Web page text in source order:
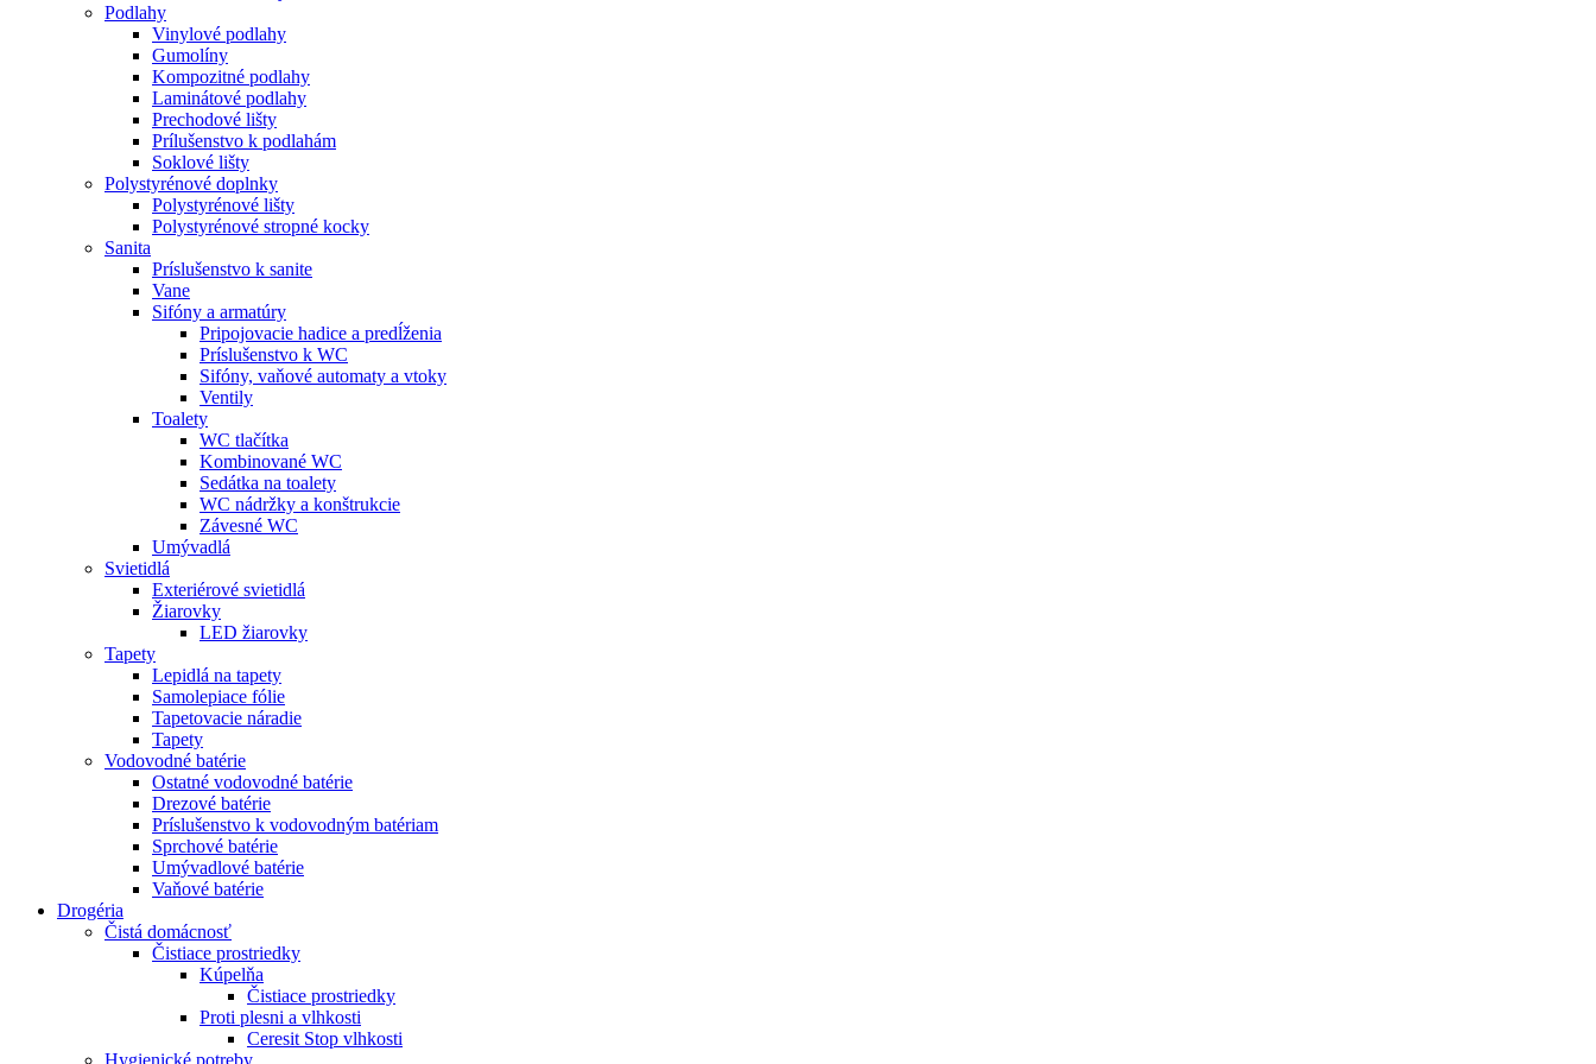
Podlahy
Vinylové podlahy
Gumolíny
Kompozitné podlahy
Laminátové podlahy
Prechodové lišty
Prílušenstvo k podlahám
Soklové lišty
Polystyrénové doplnky
Polystyrénové lišty
Polystyrénové stropné kocky
Sanita
Príslušenstvo k sanite
Vane
Sifóny a armatúry
Pripojovacie hadice a predĺženia
Príslušenstvo k WC
Sifóny, vaňové automaty a vtoky
Ventily
Toalety
WC tlačítka
Kombinované WC
Sedátka na toalety
WC nádržky a konštrukcie
Závesné WC
Umývadlá
Svietidlá
Exteriérové svietidlá
Žiarovky
LED žiarovky
Tapety
Lepidlá na tapety
Samolepiace fólie
Tapetovacie náradie
Tapety
Vodovodné batérie
Ostatné vodovodné batérie
Drezové batérie
Príslušenstvo k vodovodným batériam
Sprchové batérie
Umývadlové batérie
Vaňové batérie
Drogéria
Čistá domácnosť
Čistiace prostriedky
Kúpelňa
Čistiace prostriedky
Proti plesni a vlhkosti
Ceresit Stop vlhkosti
Hygienické potreby